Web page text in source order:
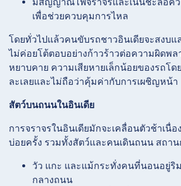
เพื่อช่วยควบคุมการไหล
โดยทั่วไปแล้วคนขับรถชาวอินเดียจะสงบ
ไม่ค่อยโต้ตอบอย่างก้าวร้าวต่อความผิดพ
หยาบคาย ความเสียหายเล็กน้อยของรถโด
ละเลยและไม่ถือว่าคุ้มค่ากับการเผชิญหน้า
สัตว์บนถนนในอินเดีย
การจราจรในอินเดียมักจะเคลื่อนตัวช้าเนื่
บ่อยครั้ง รวมทั้งสัตว์และคนเดินถนน สถา
วัว แกะ และแม้กระทั่งคนที่นอนอยู่ริ
กลางถนน